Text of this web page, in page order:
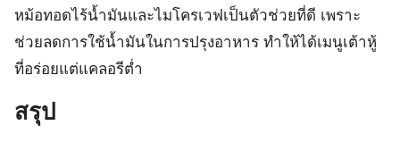
หม้อทอดไร้น้ำมันและไมโครเวฟเป็นตัวช่วยที่ดี เพราะ
ช่วยลดการใช้น้ำมันในการปรุงอาหาร ทำให้ได้เมนูเต้าหู้
ที่อร่อยแต่แคลอรีต่ำ
สรุป